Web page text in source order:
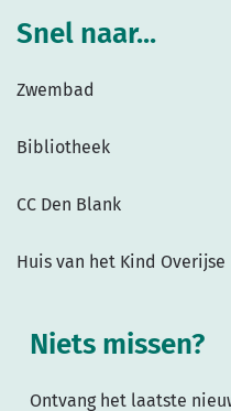
Snel naar...
Zwembad
Bibliotheek
CC Den Blank
Huis van het Kind Overijse
Niets missen?
Ontvang het laatste